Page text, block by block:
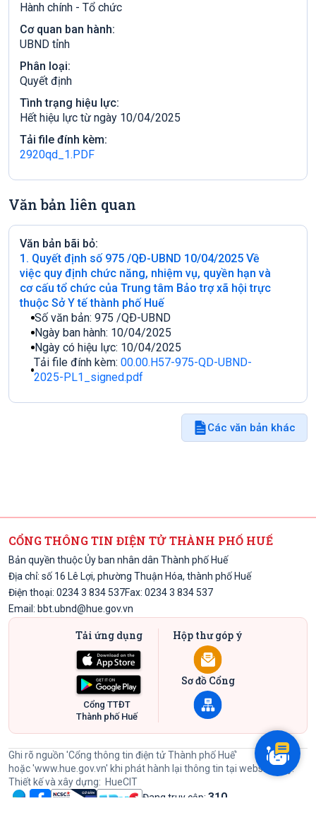
Hành chính - Tổ chức
Cơ quan ban hành:
UBND tỉnh
Phân loại:
Quyết định
Tình trạng hiệu lực:
Hết hiệu lực từ ngày 10/04/2025
Tải file đính kèm:
2920qd_1.PDF
Văn bản liên quan
Văn bản bãi bỏ:
1. Quyết định số 975 /QÐ-UBND 10/04/2025 Về
việc quy định chức năng, nhiệm vụ, quyền hạn và
cơ cấu tổ chức của Trung tâm Bảo trợ xã hội trực
thuộc Sở Y tế thành phố Huế
Số văn bản: 975 /QÐ-UBND
Ngày ban hành: 10/04/2025
Ngày có hiệu lực: 10/04/2025
Tải file đính kèm: 00.00.H57-975-QD-UBND-
2025-PL1_signed.pdf
Các văn bản khác
CỔNG THÔNG TIN ĐIỆN TỬ THÀNH PHỐ HUẾ
Bản quyền thuộc Ủy ban nhân dân Thành phố Huế
Địa chỉ: số 16 Lê Lợi, phường Thuận Hóa, thành phố Huế
Điện thoại: 0234 3 834 537Fax: 0234 3 834 537
Email: bbt.ubnd@hue.gov.vn
Tải ứng dụng
Cổng TTĐT
Thành phố Huế
Hộp thư góp ý
Sơ đồ Cổng
Ghi rõ nguồn 'Cổng thông tin điện tử Thành phố Huế'
hoặc'www.hue.gov.vn' khi phát hành lại thông tin tại website này.
Thiết kế và xây dựng: HueCIT
Đang truy cập: 310